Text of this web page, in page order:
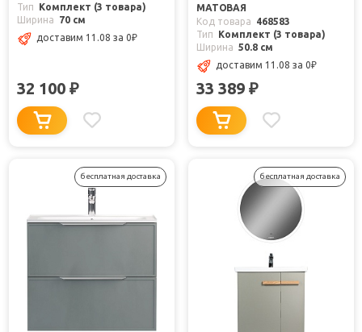
Тип
Комплект (3 товара)
Ширина
70 см
доставим 11.08 за 0₽
32 100 ₽
МАТОВАЯ
Код товара
468583
Тип
Комплект (3 товара)
Ширина 50.8 см
доставим 11.08 за 0₽
33 389 ₽
бесплатная доставка бесплатная доставка